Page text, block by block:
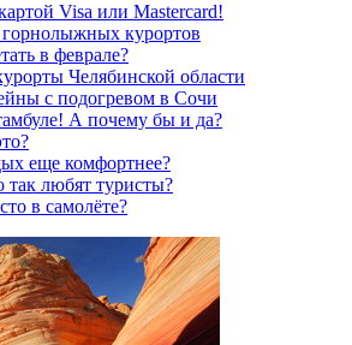
Visa или Masterсard!
курортов
в феврале?
Челябинской области
с подогревом в Сочи
А почему бы и да?
еще комфортнее?
так любят туристы?
в самолёте?